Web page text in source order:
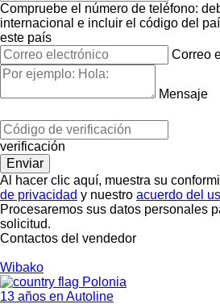
Compruebe el número de teléfono:
internacional e incluir el código del
este país
Correo
Mensaje
verificación
Al hacer clic aquí, muestra su
de privacidad y nuestro acuerdo del
Procesaremos sus datos personales
solicitud.
Contactos del vendedor
Wibako
Polonia
13 años en Autoline